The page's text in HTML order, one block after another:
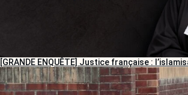
[GRANDE ENQUÊTE] Justice française :